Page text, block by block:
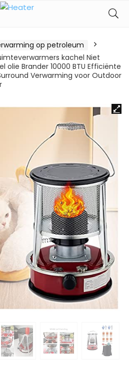
op petroleum
kachel Niet
olie Brander 10000 BTU Efficiënte
Verwarming voor Outdoor